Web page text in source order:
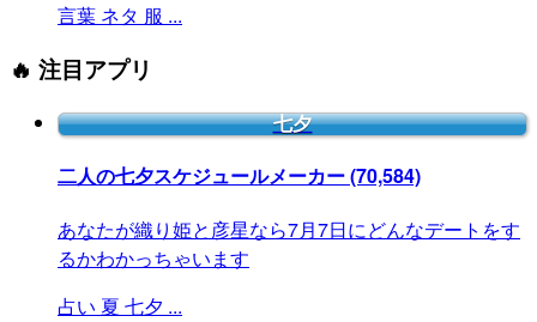
言葉 ネタ 服 ...
🔥 注目アプリ
七夕
二人の七夕スケジュールメーカー(70,584)
あなたが織り姫と彦星なら7月7日にどんなデートをす
るかわかっちゃいます
占い 夏 七夕 ...